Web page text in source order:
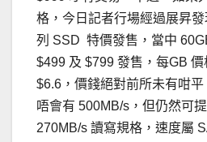
格，今日記者行場經過展昇
列 SSD 特價發售，當中
$499 及 $799 發售，每GB
$6.6，價錢絕對前所未有咁平
唔會有 500MB/s，但仍然可
270MB/s 讀寫規格，速度屬